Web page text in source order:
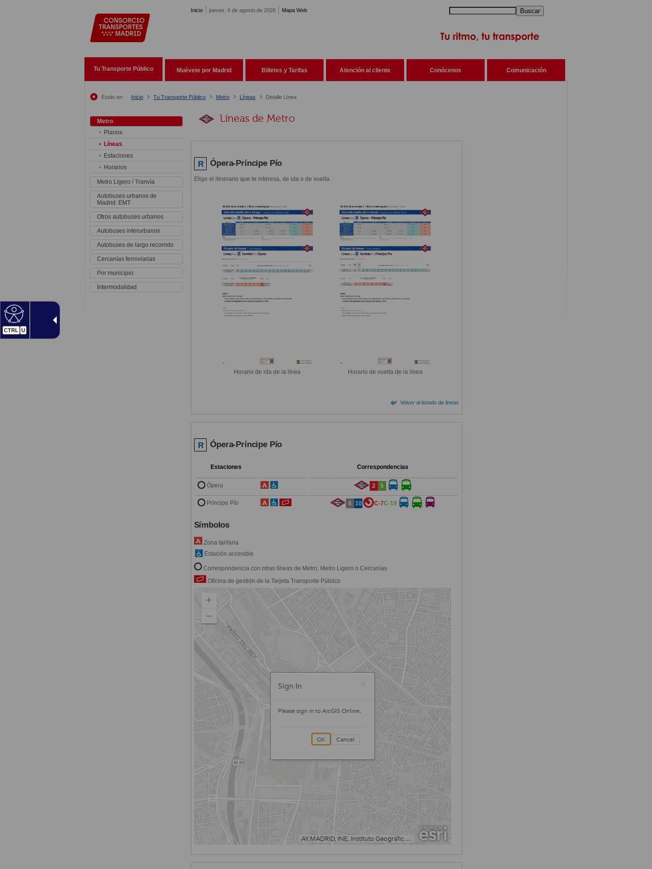
CTRL U
Inicio jueves, 6 de agosto de 2026 Mapa Web Buscar
Tu Transporte Público Muévete por Madrid Billetes y Tarifas Atención al cliente Conócenos Comunicación
Estás en: Inicio Tu Transporte Público Metro Líneas Detalle Línea
Metro
Planos
Líneas
Estaciones
Horarios
Metro Ligero / Tranvía
Autobuses urbanos de
Madrid: EMT
Otros autobuses urbanos
Autobuses interurbanos
Autobuses de largo recorrido
Cercanías ferroviarias
Por municipio
Intermodalidad
Líneas de Metro
R Ópera-Príncipe Pío
Elige el itinerario que te interesa, de ida o de vuelta.
Horario de ida de la línea Horario de vuelta de la línea
Volver al listado de lineas
R Ópera-Príncipe Pío
Estaciones Correspondencias
Ópera 2 5
Príncipe Pío 6 10 C-7C-10
Símbolos
Zona tarifaria
Estación accesible
Correspondencia con otras líneas de Metro, Metro Ligero o Cercanías
Oficina de gestión de la Tarjeta Transporte Público